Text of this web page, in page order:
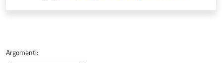
Argomenti: